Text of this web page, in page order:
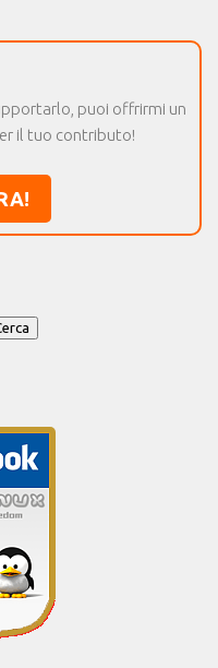
puoi offrirmi un
il tuo contributo!